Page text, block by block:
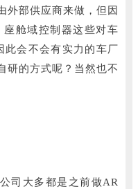
外部供应商来做，但因
舱域控制器这些对车
此会不会有实力的车厂
研的方式呢？ 当然也不
司大多都是之前做AR